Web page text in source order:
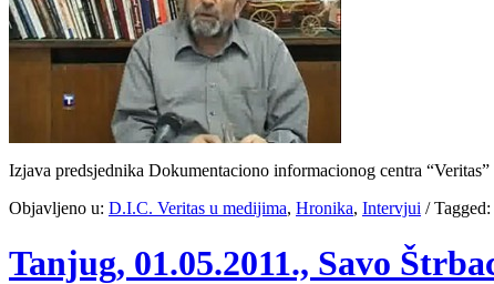
Izjava predsjednika Dokumentaciono informacionog centra
Objavljeno u: D.I.C. Veritas u medijima, Hronika, Intervjui /Tagged:
Tanjug, 01.05.2011., Savo